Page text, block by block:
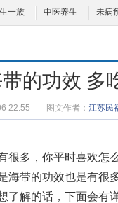
一族 中医养生 未病
的功效 多
22:55 图文作者： 江苏民
很多，你平时喜欢怎
海带的功效也是有很
了解的话，下面会有